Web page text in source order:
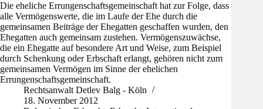
Die eheliche Errungenschaftsgemeinschaft hat zur Folge, dass
alle Vermögenswerte, die im Laufe der Ehe durch die
gemeinsamen Beiträge der Ehegatten geschaffen wurden, den
Ehegatten auch gemeinsam zustehen. Vermögenszuwächse,
die ein Ehegatte auf besondere Art und Weise, zum Beispiel
durch Schenkung oder Erbschaft erlangt, gehören nicht zum
gemeinsamen Vermögen im Sinne der ehelichen
Errungenschaftsgemeinschaft.
Rechtsanwalt Detlev Balg - Köln
18. November 2012